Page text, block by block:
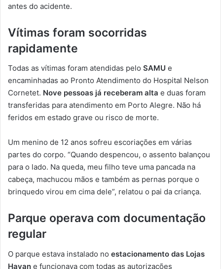
antes do acidente.
Vítimas foram socorridas
rapidamente
Todas as vítimas foram atendidas pelo SAMU e
encaminhadas ao Pronto Atendimento do Hospital Nelson
Cornetet. Nove pessoas já receberam alta e duas foram
transferidas para atendimento em Porto Alegre. Não há
feridos em estado grave ou risco de morte.
Um menino de 12 anos sofreu escoriações em várias
partes do corpo. “Quando despencou, o assento balançou
para o lado. Na queda, meu filho teve uma pancada na
cabeça, machucou mãos e também as pernas porque o
brinquedo virou em cima dele”, relatou o pai da criança.
Parque operava com documentação
regular
O parque estava instalado no estacionamento das Lojas
Havan e funcionava com todas as autorizações